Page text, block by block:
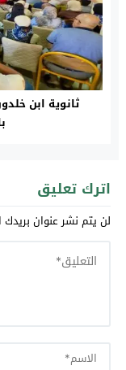
ثانوية ابن
اترك تعليق
لن يتم نشر عنوان بريدك